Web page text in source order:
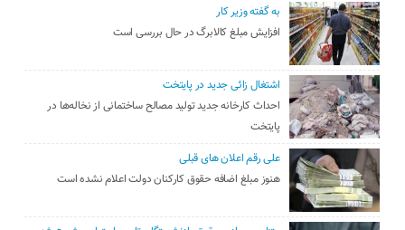
به گفته وزیر کار
افزایش مبلغ کالابرگ در حال بررسی است
اشتغال زائی جدید در پایتخت
احداث کارخانه جدید تولید مصالح ساختمانی از نخاله‌ها در
پایتخت
علی رقم اعلان های قبلی
هنوز مبلغ اضافه حقوق کارکنان دولت اعلام نشده است